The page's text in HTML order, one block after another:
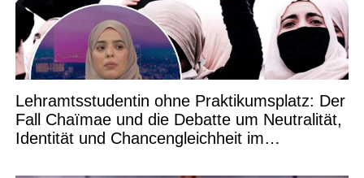
Lehramtsstudentin ohne Praktikumsplatz: Der
Fall Chaïmae und die Debatte um Neutralität,
Identität und Chancengleichheit im